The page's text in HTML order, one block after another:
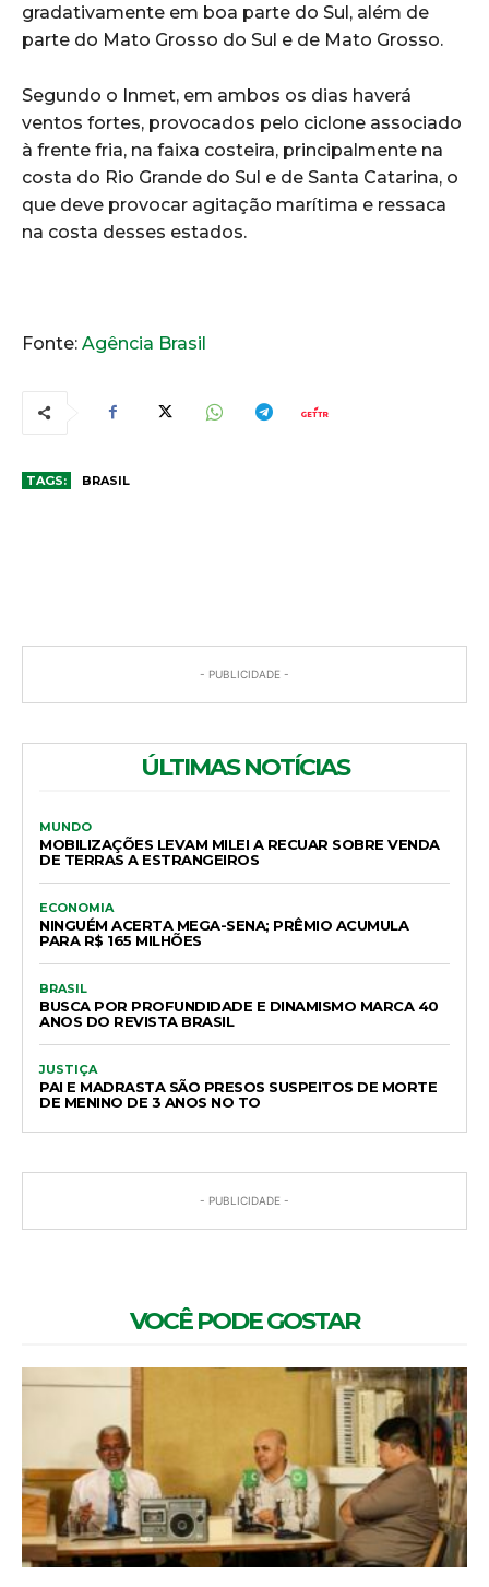
gradativamente em boa parte do Sul, além de
parte do Mato Grosso do Sul e de Mato Grosso.
Segundo o Inmet, em ambos os dias haverá
ventos fortes, provocados pelo ciclone associado
à frente fria, na faixa costeira, principalmente na
costa do Rio Grande do Sul e de Santa Catarina, o
que deve provocar agitação marítima e ressaca
na costa desses estados.
Fonte: Agência Brasil
TAGS: BRASIL
- PUBLICIDADE -
ÚLTIMAS NOTÍCIAS
MUNDO
MOBILIZAÇÕES LEVAM MILEI A RECUAR SOBRE VENDA
DE TERRAS A ESTRANGEIROS
ECONOMIA
NINGUÉM ACERTA MEGA-SENA; PRÊMIO ACUMULA
PARA R$ 165 MILHÕES
BRASIL
BUSCA POR PROFUNDIDADE E DINAMISMO MARCA 40
ANOS DO REVISTA BRASIL
JUSTIÇA
PAI E MADRASTA SÃO PRESOS SUSPEITOS DE MORTE
DE MENINO DE 3 ANOS NO TO
- PUBLICIDADE -
VOCÊ PODE GOSTAR